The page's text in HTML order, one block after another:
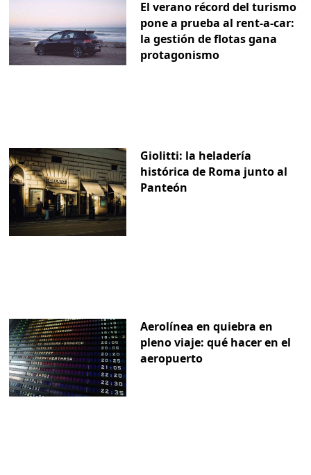
El verano récord del turismo
pone a prueba al rent-a-car:
la gestión de flotas gana
protagonismo
Giolitti: la heladería
histórica de Roma junto al
Panteón
Aerolínea en quiebra en
pleno viaje: qué hacer en el
aeropuerto